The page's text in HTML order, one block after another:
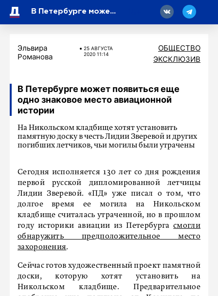
В Петербурге может появиться еще одно знаковое место авиационной истории
Эльвира
Романова
25 АВГУСТА
2020 11:14
ОБЩЕСТВО
ЭКСКЛЮЗИВ
В Петербурге может появиться еще
одно знаковое место авиационной
истории
На Никольском кладбище хотят установить
памятную доску в честь Лидии Зверевой и других
погибших летчиков, чьи могилы были утрачены
Сегодня исполняется 130 лет со дня рождения
первой русской дипломированной летчицы
Лидии Зверевой. «ПД» уже писал о том, что
долгое время ее могила на Никольском
кладбище считалась утраченной, но в прошлом
году историки авиации из Петербургасмогли
обнаружить предположительное место
захоронения.
Сейчас готов художественный проект памятной
доски, которую хотят установить на
Никольском кладбище. Предварительное